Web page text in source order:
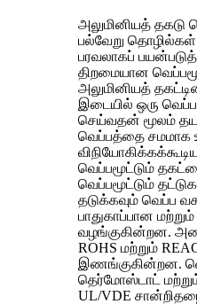
அலுமினியத் தகடு
பல்வேறு தொழில்கள்
பரவலாகப்
திறமையான
அலுமினியத்
இடையில் ஒரு
செய்வதன் மூலம்
வெப்பத்தை சமமாக
வெப்பமூட்டும்
வெப்பமூட்டும்
தடுக்கவும் வெப்ப
பாதுகாப்பான
வழங்குகின்றன.
ROHS மற்றும்
இணங்குகின்றன.
தெர்மோஸ்டாட்
UL/VDE